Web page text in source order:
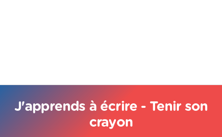
J'apprends à écrire - Tenir son
crayon